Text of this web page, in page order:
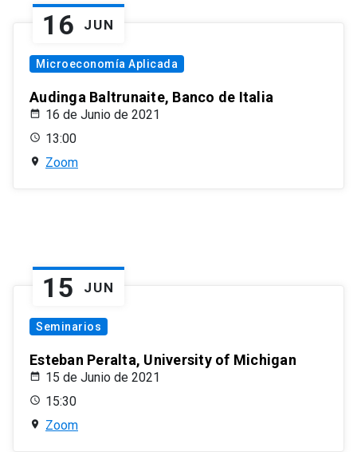
16 JUN
Microeconomía Aplicada
Audinga Baltrunaite, Banco de Italia
16 de Junio de 2021
13:00
Zoom
15 JUN
Seminarios
Esteban Peralta, University of Michigan
15 de Junio de 2021
15:30
Zoom